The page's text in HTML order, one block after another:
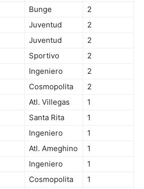
Bunge
2
Juventud
2
Juventud
2
Sportivo
2
Ingeniero
2
Cosmopolita
2
Atl. Villegas
1
Santa Rita
1
Ingeniero
1
Atl. Ameghino
1
Ingeniero
1
Cosmopolita
1